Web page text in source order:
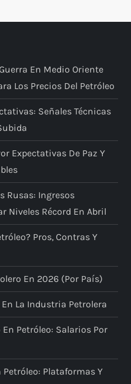
En Medio Oriente
Los Precios Del Petróleo
Señales Técnicas
Expectativas De Paz Y
Rusas: Ingresos
Niveles Récord En Abril
Pros, Contras Y
En 2026 (por País)
La Industria Petrolera
Petróleo: Salarios Por
Plataformas Y